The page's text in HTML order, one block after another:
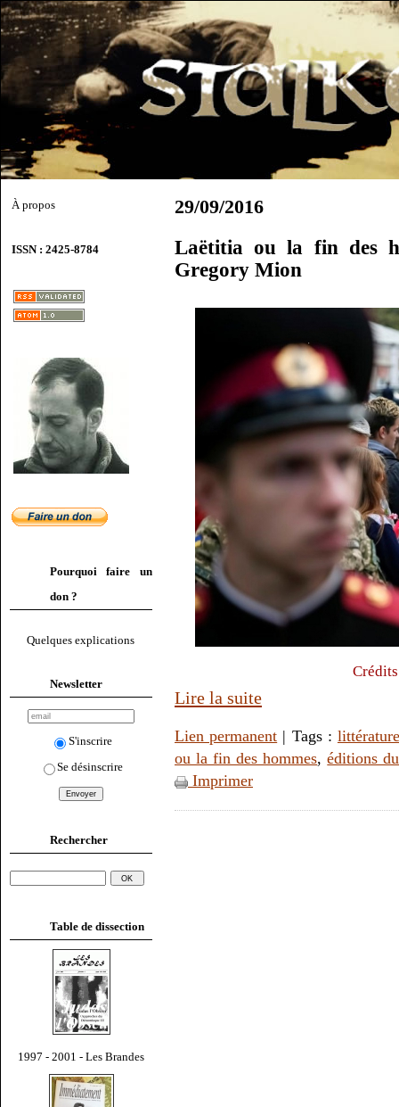
À propos
ISSN : 2425-8784
Pourquoi faire un
don ?
Quelques explications
Newsletter
S'inscrire
Se désinscrire
Rechercher
Table de dissection
1997 - 2001 - Les Brandes
29/09/2016
Laëtitia ou la fin des
Gregory Mion
Lire la suite
Lien permanent | Tags : littérature
ou la fin des hommes,éditions
Imprimer